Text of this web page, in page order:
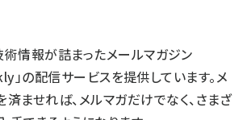
情報が詰まったメールマガジン
」の配信サービスを提供しています。メ
ませれば、メルマガだけでなく、さまざ